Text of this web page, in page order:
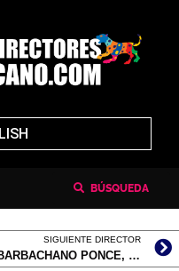
BÚSQUEDA
SIGUIENTE DIRECTOR
BARBACHANO PONCE, MIGUEL